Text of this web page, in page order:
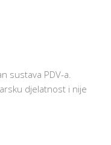
sustava PDV-a.
djelatnost i nije